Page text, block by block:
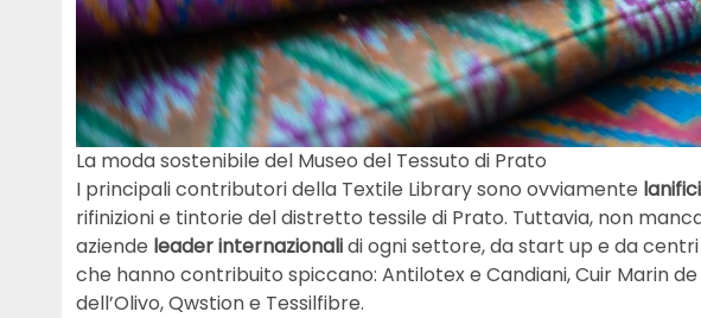
La moda sostenibile del Museo del Tessuto di Prato
I principali contributori della Textile Library sono ovviamente lanifici
rifinizioni e tintorie del distretto tessile di Prato. Tuttavia, non
aziende leader internazionalidi ogni settore, da start up e da
che hanno contribuito spiccano: Antilotex e Candiani, Cuir Marin
dell’Olivo, Qwstion e Tessilfibre.